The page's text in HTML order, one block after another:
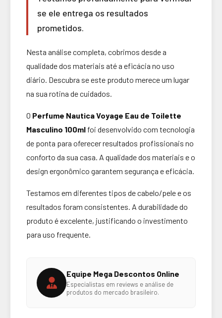
se ele entrega os resultados
prometidos.
Nesta análise completa, cobrimos desde a
qualidade dos materiais até a eficácia no uso
diário. Descubra se este produto merece um lugar
na sua rotina de cuidados.
O Perfume Nautica Voyage Eau de Toilette
Masculino 100ml foi desenvolvido com tecnologia
de ponta para oferecer resultados profissionais no
conforto da sua casa. A qualidade dos materiais e o
design ergonômico garantem segurança e eficácia.
Testamos em diferentes tipos de cabelo/pele e os
resultados foram consistentes. A durabilidade do
produto é excelente, justificando o investimento
para uso frequente.
Equipe Mega Descontos Online
Especialistas em reviews e análise de
produtos do mercado brasileiro.